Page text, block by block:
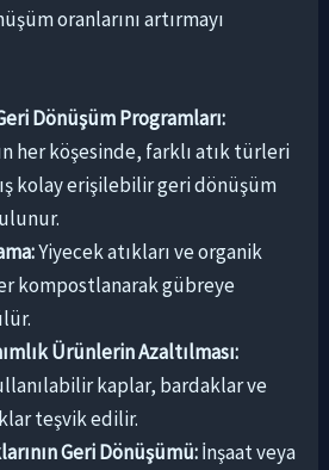
oranlarını artırmayı
Dönüşüm Programları:
her köşesinde, farklı atık türleri
kolay erişilebilir geri dönüşüm
Yiyecek atıkları ve organik
kompostlanarak gübreye
Ürünlerin Azaltılması:
kaplar, bardaklar ve
teşvik edilir.
Geri Dönüşümü:İnşaat veya